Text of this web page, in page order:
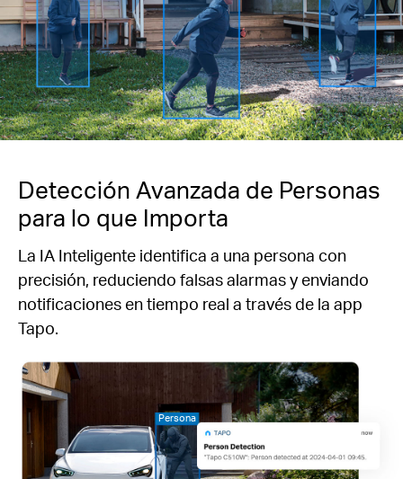
Detección Avanzada de Personas
para lo que Importa
La IA Inteligente identifica a una persona con
precisión, reduciendo falsas alarmas y enviando
notificaciones en tiempo real a través de la app
Tapo.
Persona